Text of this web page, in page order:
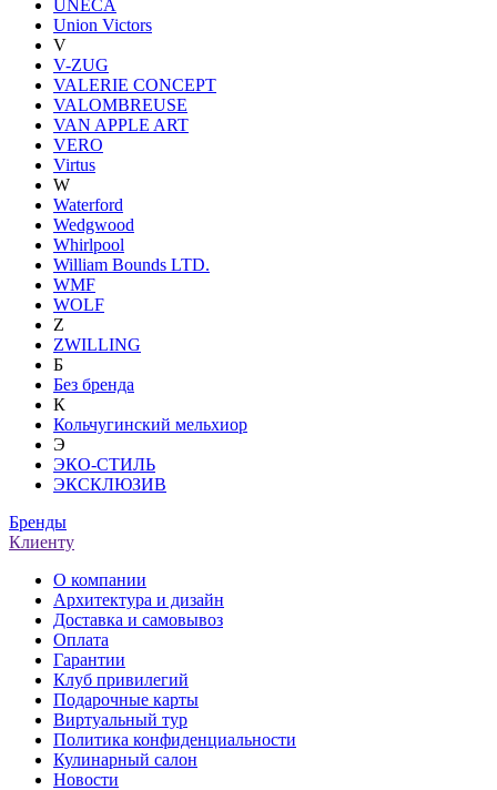
UNECA
Union Victors
V
V-ZUG
VALERIE CONCEPT
VALOMBREUSE
VAN APPLE ART
VERO
Virtus
W
Waterford
Wedgwood
Whirlpool
William Bounds LTD.
WMF
WOLF
Z
ZWILLING
Б
Без бренда
К
Кольчугинский мельхиор
Э
ЭКО-СТИЛЬ
ЭКСКЛЮЗИВ
Бренды
Клиенту
О компании
Архитектура и дизайн
Доставка и самовывоз
Оплата
Гарантии
Клуб привилегий
Подарочные карты
Виртуальный тур
Политика конфиденциальности
Кулинарный салон
Новости